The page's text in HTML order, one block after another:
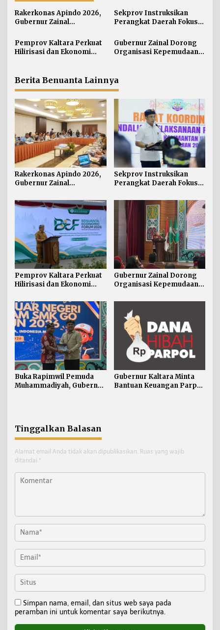
s
i
o
Rakerkonas Apindo 2026,
Gubernur Zainal
Strategis Kaltara ke
Perwakilan Negara
Sekprov Instruksikan
Perangkat Daerah Fokus
Pemprov Kaltara Perkuat
Hilirisasi dan Ekonomi
Gubernur Zainal Dorong
Organisasi Kepemudaan
Berita Benuanta Lainnya
Rakerkonas Apindo 2026,
Gubernur Zainal
Strategis Kaltara ke
Perwakilan Negara
Sekprov Instruksikan
Perangkat Daerah Fokus
Pemprov Kaltara Perkuat
Hilirisasi dan Ekonomi
Perang Dagang Global
Gubernur Zainal Dorong
Organisasi Kepemudaan
Pemerintah
Buka Rapimwil Pemuda
Muhammadiyah, Gubernur
Gubernur Kaltara Minta
Bantuan Keuangan Parpol
Tinggalkan Balasan
Alamat email Anda tidak akan dipublikasikan. Ruas yang wajib
ditandai *
Simpan nama, email, dan situs web saya pada
peramban ini untuk komentar saya berikutnya.